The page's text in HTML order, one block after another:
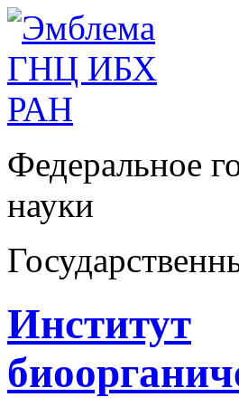
Федеральное
науки
Институт